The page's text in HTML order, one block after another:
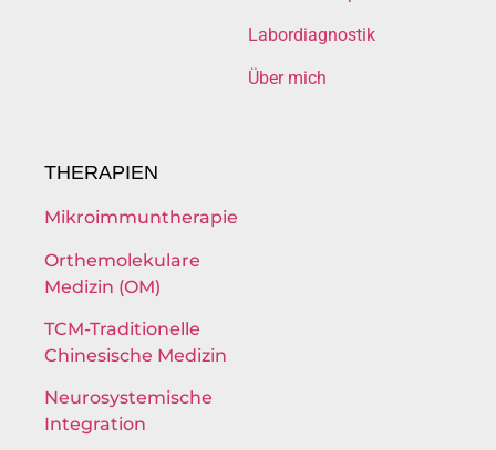
Labordiagnostik
Über mich
THERAPIEN
Mikroimmuntherapie
Orthemolekulare
Medizin (OM)
TCM-Traditionelle
Chinesische Medizin
Neurosystemische
Integration